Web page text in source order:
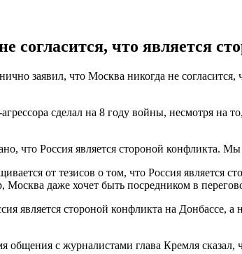
согласится, что является
заявил, что Москва никогда не
агрессора сделал на 8 году войны, несмотря
что Россия является стороной конфликта.
от тезисов о том, что Россия является
Москва даже хочет быть посредником в
является стороной конфликта на Донбассе,
общения с журналистами глава Кремля сказал,